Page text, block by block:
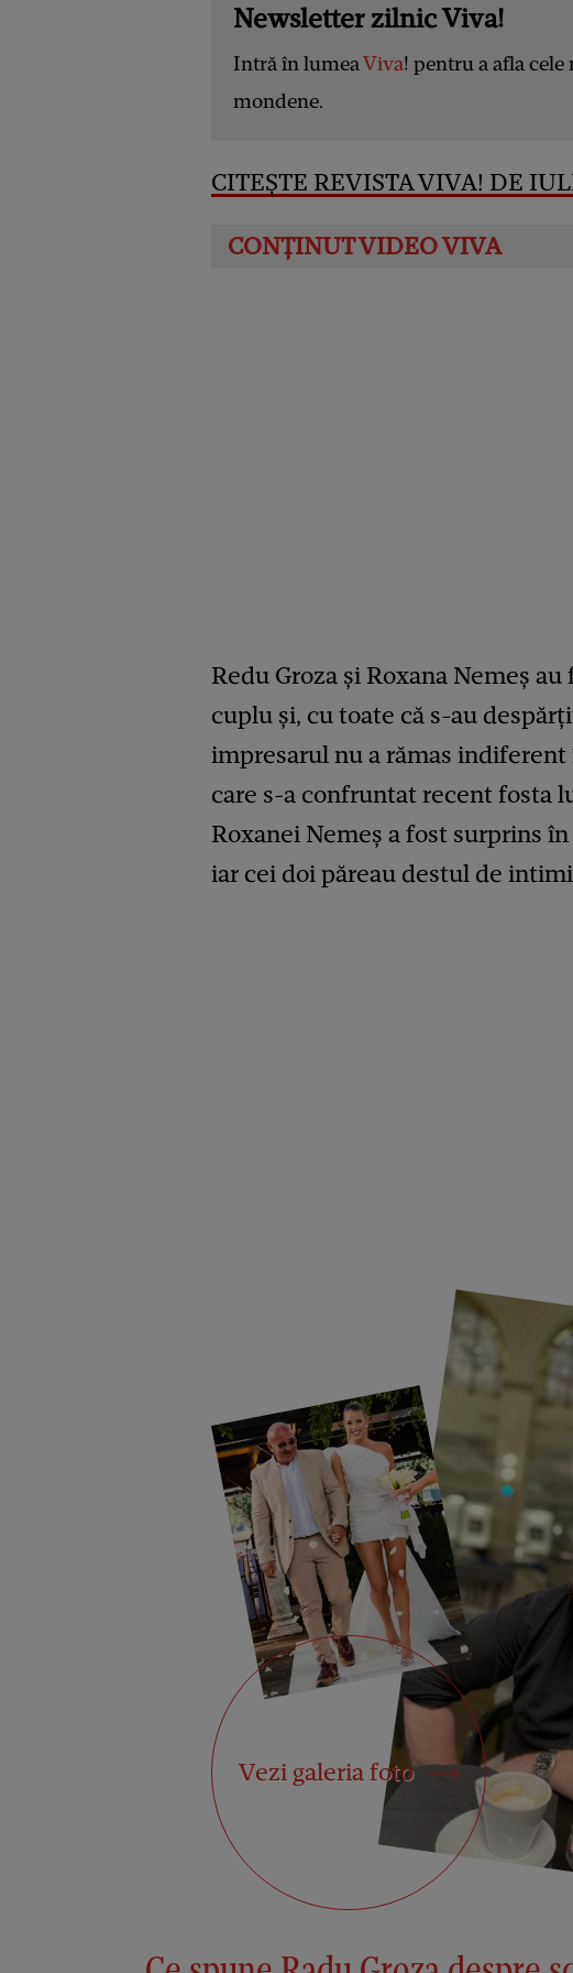
Newsletter zilnic Viva!
Intră în lumeaViva! pentru a afla
mondene.
CITEȘTE REVISTA VIVA! DE
Redu Groza și Roxana Nemeș
cuplu și, cu toate că s-au
impresarul nu a rămas
care s-a confruntat recent fosta
Roxanei Nemeș a fost surprins
iar cei doi păreau destul de
Vezi galeria foto